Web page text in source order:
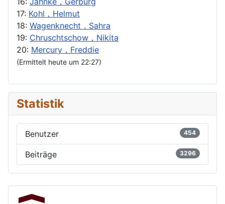
17: Kohl，Helmut
18: Wagenknecht，Sahra
19: Chruschtschow，Nikita
20: Mercury，Freddie
(Ermittelt heute um 22:27)
Statistik
Benutzer 454
Beiträge 3296